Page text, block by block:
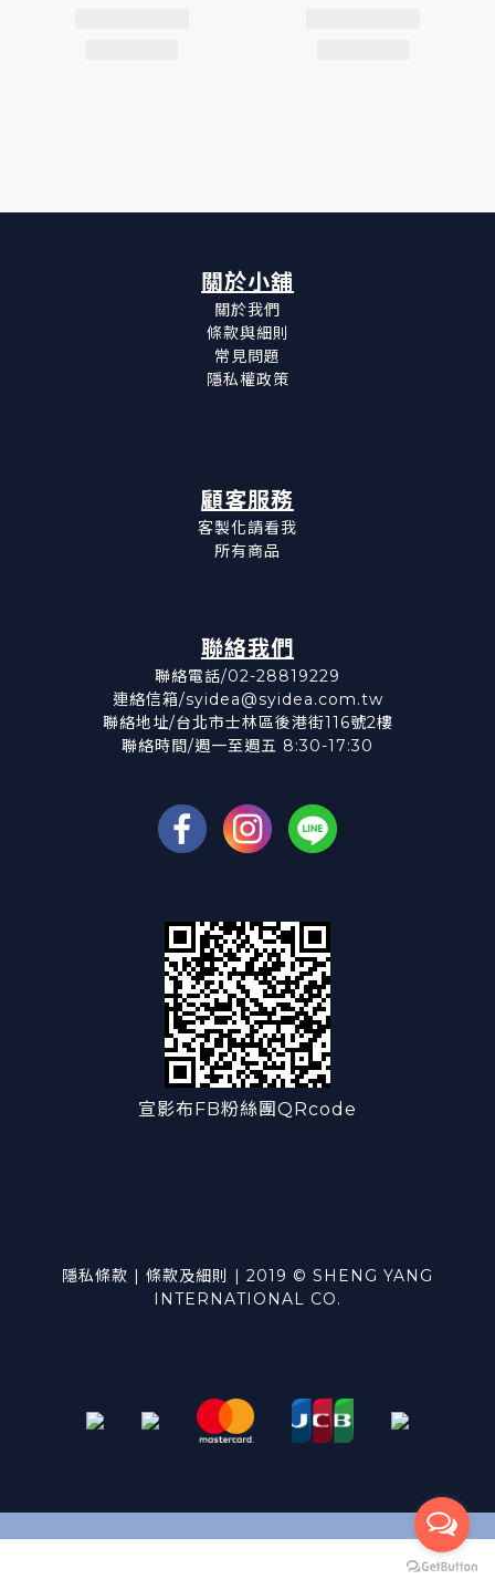
立即購買
關於小舖
關於我們
條款與細則
常見問題
隱私權政策
顧客服務
客製化請看我
所有商品
聯絡我們
聯絡電話/02-28819229
連絡信箱/syidea@syidea.com.tw
聯絡地址/台北市士林區後港街116號2樓
聯絡時間/週一至週五 8:30-17:30
宣影布FB粉絲團QRcode
隱私條款 | 條款及細則 | 2019 © SHENG YANG
INTERNATIONAL CO.